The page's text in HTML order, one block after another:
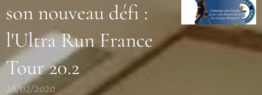
son nouveau défi :
l'Ultra Run France
Tour 20.2
26/02/2020